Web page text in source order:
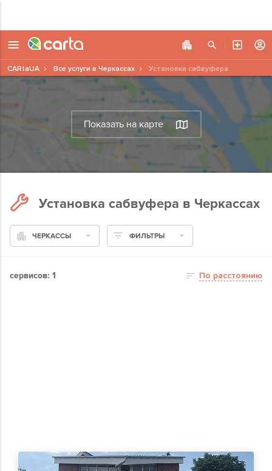
Показать на карте
CARtaUA Все услуги в Черкассах Установка сабвуфера
Установка сабвуфера в Черкассах
ЧЕРКАССЫ ФИЛЬТРЫ
сервисов: 1 По расстоянию